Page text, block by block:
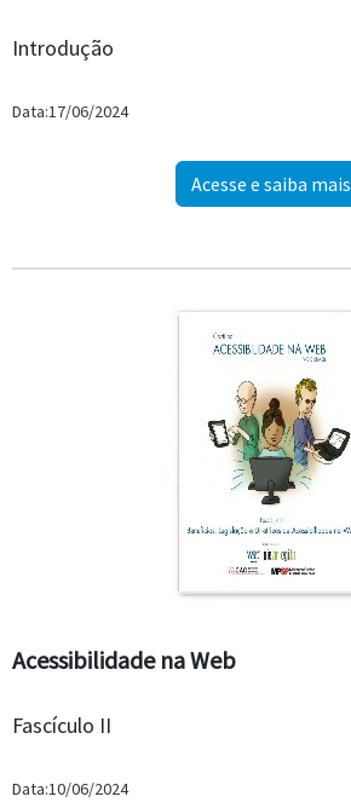
Introdução
Data:17/06/2024
Acesse e saiba mais
Acessibilidade na Web
Fascículo II
Data:10/06/2024